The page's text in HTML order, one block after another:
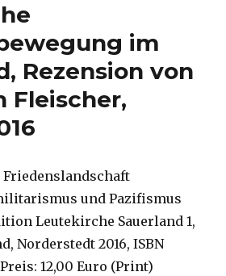
im
Rezension von
Fleischer,
Friedenslandschaft
und Pazifismus
Leutekirche Sauerland 1,
Norderstedt 2016, ISBN
Preis: 12,00 Euro (Print)